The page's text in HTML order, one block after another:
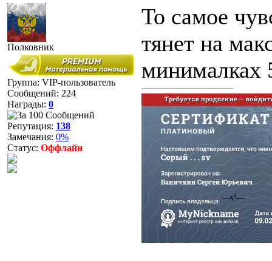
Полковник
Группа: VIP-пользователь
Сообщений: 224
Награды: 0
Репутация: 138
Замечания: 0%
Статус: Оффлайн
То самое
тянет на
минималках